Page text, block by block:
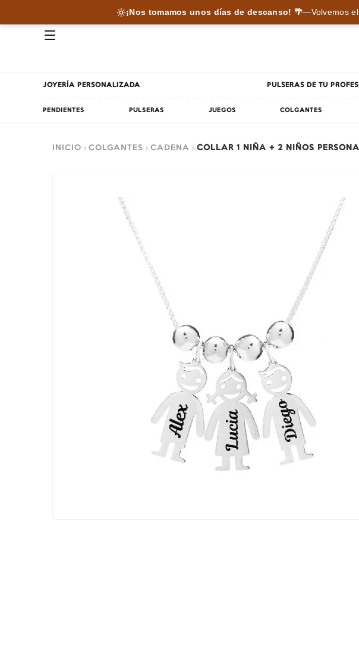
¡Nos tomamos unos días de descanso! 🌴—Volvemos
JOYERÍA PERSONALIZADA PULSERAS DE TU
PENDIENTES PULSERAS JUEGOS COLGANTES
INICIO COLGANTES CADENA COLLAR 1 NIÑA + 2 NIÑOS